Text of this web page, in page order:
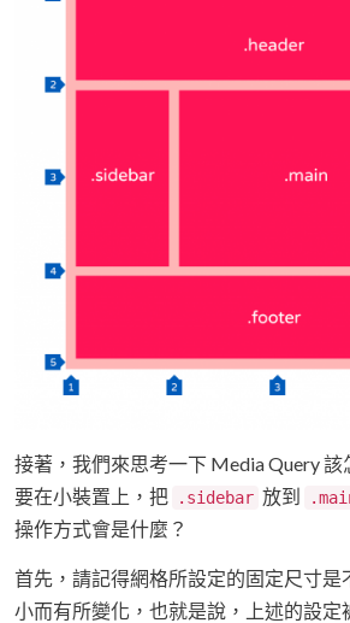
接著，我們來思考一下 Media Query
要在小裝置上，把
.sidebar 放到
操作方式會是什麼？
首先，請記得網格所設定的固定尺寸是
小而有所變化，也就是說，上述的設定